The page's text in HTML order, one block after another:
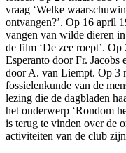
vraag ‘Welke
ontvangen?’. Op 16 april
vangen van wilde dieren
de film ‘De zee roept’.
Esperanto door Fr. Jacobs
door A. van Liempt. Op 3
fossielenkunde van de
lezing die de dagbladen
het onderwerp ‘Rondom
is terug te vinden over de
activiteiten van de club